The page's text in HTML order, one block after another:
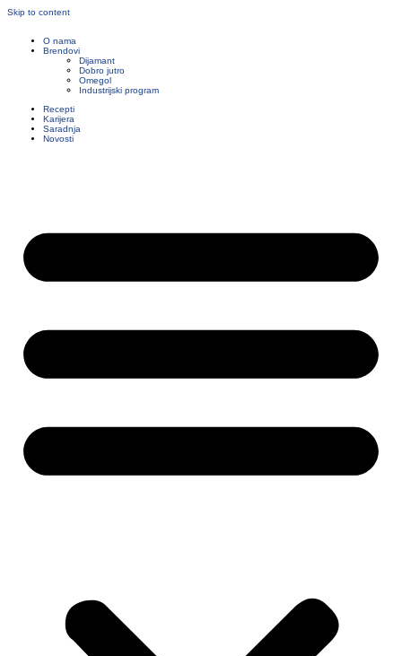
Skip to content
O nama
Brendovi
Dijamant
Dobro jutro
Omegol
Industrijski program
Recepti
Karijera
Saradnja
Novosti